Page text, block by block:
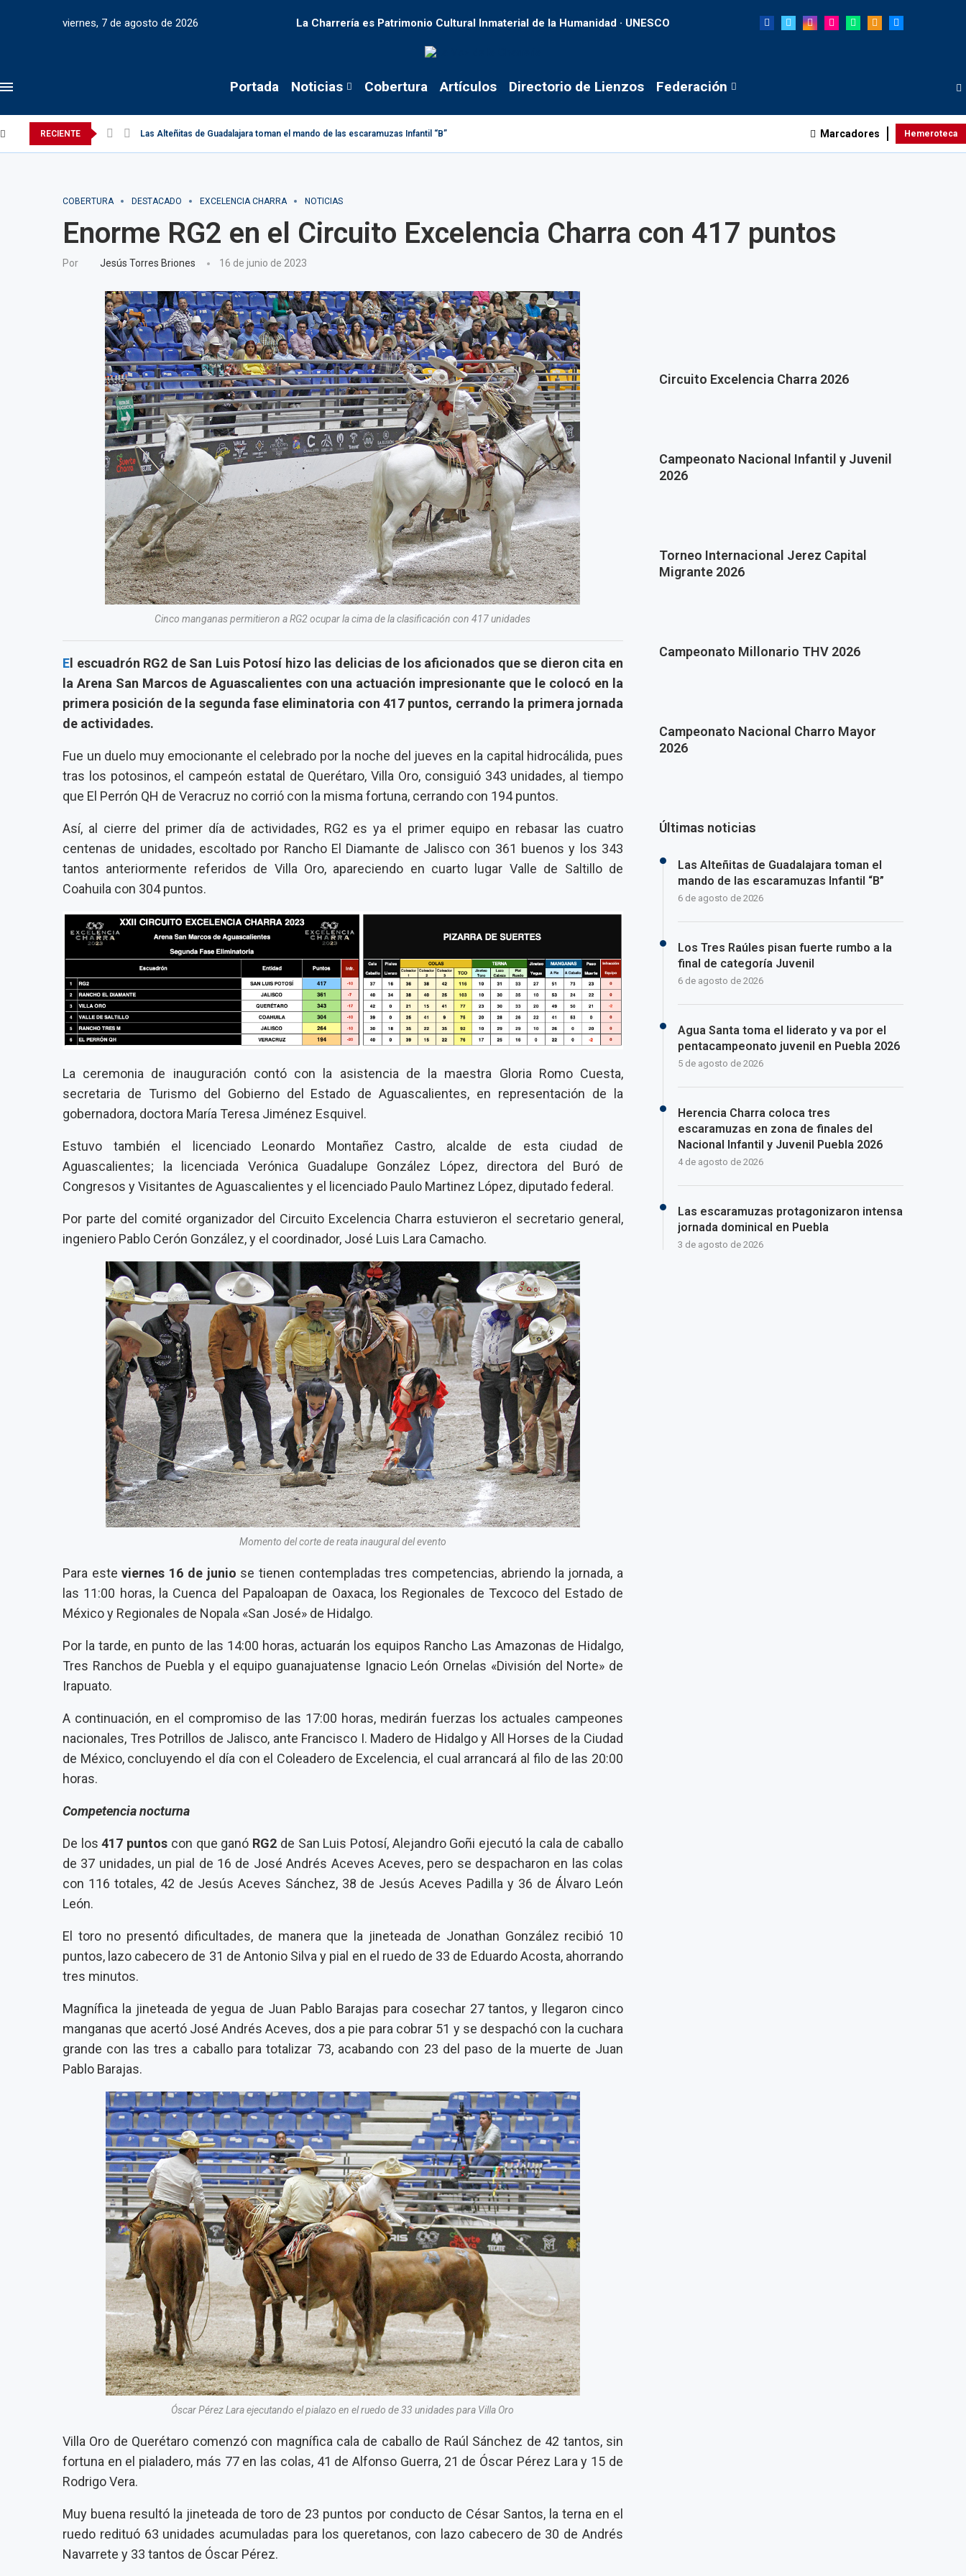
viernes, 7 de agosto de 2026 La Charrería es Patrimonio Cultural Inmaterial de la Humanidad · UNESCO
Portada Noticias Cobertura Artículos Directorio de Lienzos Federación
RECIENTE Las Alteñitas de Guadalajara toman el mando de las escaramuzas Infantil “B” Marcadores Hemeroteca
COBERTURA DESTACADO EXCELENCIA CHARRA NOTICIAS
Enorme RG2 en el Circuito Excelencia Charra con 417 puntos
Por Jesús Torres Briones 16 de junio de 2023
Cinco manganas permitieron a RG2 ocupar la cima de la clasificación con 417 unidades
El escuadrón RG2 de San Luis Potosí hizo las delicias de los aficionados que se dieron cita en
la Arena San Marcos de Aguascalientes con una actuación impresionante que le colocó en la
primera posición de la segunda fase eliminatoria con 417 puntos, cerrando la primera jornada
de actividades.
Fue un duelo muy emocionante el celebrado por la noche del jueves en la capital hidrocálida, pues
tras los potosinos, el campeón estatal de Querétaro, Villa Oro, consiguió 343 unidades, al tiempo
que El Perrón QH de Veracruz no corrió con la misma fortuna, cerrando con 194 puntos.
Así, al cierre del primer día de actividades, RG2 es ya el primer equipo en rebasar las cuatro
centenas de unidades, escoltado por Rancho El Diamante de Jalisco con 361 buenos y los 343
tantos anteriormente referidos de Villa Oro, apareciendo en cuarto lugar Valle de Saltillo de
Coahuila con 304 puntos.
La ceremonia de inauguración contó con la asistencia de la maestra Gloria Romo Cuesta,
secretaria de Turismo del Gobierno del Estado de Aguascalientes, en representación de la
gobernadora, doctora María Teresa Jiménez Esquivel.
Estuvo también el licenciado Leonardo Montañez Castro, alcalde de esta ciudad de
Aguascalientes; la licenciada Verónica Guadalupe González López, directora del Buró de
Congresos y Visitantes de Aguascalientes y el licenciado Paulo Martinez López, diputado federal.
Por parte del comité organizador del Circuito Excelencia Charra estuvieron el secretario general,
ingeniero Pablo Cerón González, y el coordinador, José Luis Lara Camacho.
Momento del corte de reata inaugural del evento
Para este viernes 16 de junio se tienen contempladas tres competencias, abriendo la jornada, a
las 11:00 horas, la Cuenca del Papaloapan de Oaxaca, los Regionales de Texcoco del Estado de
México y Regionales de Nopala «San José» de Hidalgo.
Por la tarde, en punto de las 14:00 horas, actuarán los equipos Rancho Las Amazonas de Hidalgo,
Tres Ranchos de Puebla y el equipo guanajuatense Ignacio León Ornelas «División del Norte» de
Irapuato.
A continuación, en el compromiso de las 17:00 horas, medirán fuerzas los actuales campeones
nacionales, Tres Potrillos de Jalisco, ante Francisco I. Madero de Hidalgo y All Horses de la Ciudad
de México, concluyendo el día con el Coleadero de Excelencia, el cual arrancará al filo de las 20:00
horas.
Competencia nocturna
De los417 puntos con que ganó RG2 de San Luis Potosí, Alejandro Goñi ejecutó la cala de caballo
de 37 unidades, un pial de 16 de José Andrés Aceves Aceves, pero se despacharon en las colas
con 116 totales, 42 de Jesús Aceves Sánchez, 38 de Jesús Aceves Padilla y 36 de Álvaro León
León.
El toro no presentó dificultades, de manera que la jineteada de Jonathan González recibió 10
puntos, lazo cabecero de 31 de Antonio Silva y pial en el ruedo de 33 de Eduardo Acosta, ahorrando
tres minutos.
Magnífica la jineteada de yegua de Juan Pablo Barajas para cosechar 27 tantos, y llegaron cinco
manganas que acertó José Andrés Aceves, dos a pie para cobrar 51 y se despachó con la cuchara
grande con las tres a caballo para totalizar 73, acabando con 23 del paso de la muerte de Juan
Pablo Barajas.
Óscar Pérez Lara ejecutando el pialazo en el ruedo de 33 unidades para Villa Oro
Villa Oro de Querétaro comenzó con magnífica cala de caballo de Raúl Sánchez de 42 tantos, sin
fortuna en el pialadero, más 77 en las colas, 41 de Alfonso Guerra, 21 de Óscar Pérez Lara y 15 de
Rodrigo Vera.
Muy buena resultó la jineteada de toro de 23 puntos por conducto de César Santos, la terna en el
ruedo redituó 63 unidades acumuladas para los queretanos, con lazo cabecero de 30 de Andrés
Navarrete y 33 tantos de Óscar Pérez.
Circuito Excelencia Charra 2026
Campeonato Nacional Infantil y Juvenil
2026
Torneo Internacional Jerez Capital
Migrante 2026
Campeonato Millonario THV 2026
Campeonato Nacional Charro Mayor
2026
Últimas noticias
Las Alteñitas de Guadalajara toman el
mando de las escaramuzas Infantil “B”
6 de agosto de 2026
Los Tres Raúles pisan fuerte rumbo a la
final de categoría Juvenil
6 de agosto de 2026
Agua Santa toma el liderato y va por el
pentacampeonato juvenil en Puebla 2026
5 de agosto de 2026
Herencia Charra coloca tres
escaramuzas en zona de finales del
Nacional Infantil y Juvenil Puebla 2026
4 de agosto de 2026
Las escaramuzas protagonizaron intensa
jornada dominical en Puebla
3 de agosto de 2026